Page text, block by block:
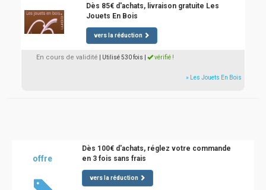
Dès 85€ d'achats, livraison gratuite Les
Jouets En Bois
vers la réduction
En cours de validité | Utilisé 530 fois vérifié !
» Les Jouets En Bois
offre
Dès 100€ d'achats, réglez votre commande
en 3 fois sans frais
vers la réduction